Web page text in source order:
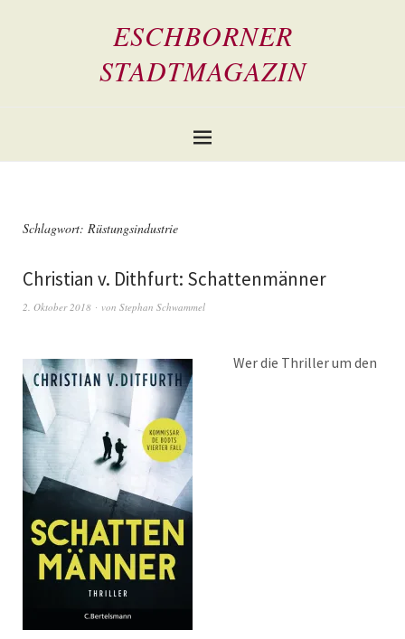
ESCHBORNER
STADTMAGAZIN
Schlagwort: Rüstungsindustrie
Christian v. Dithfurt: Schattenmänner
2. Oktober 2018 von Stephan Schwammel
Wer die Thriller um den